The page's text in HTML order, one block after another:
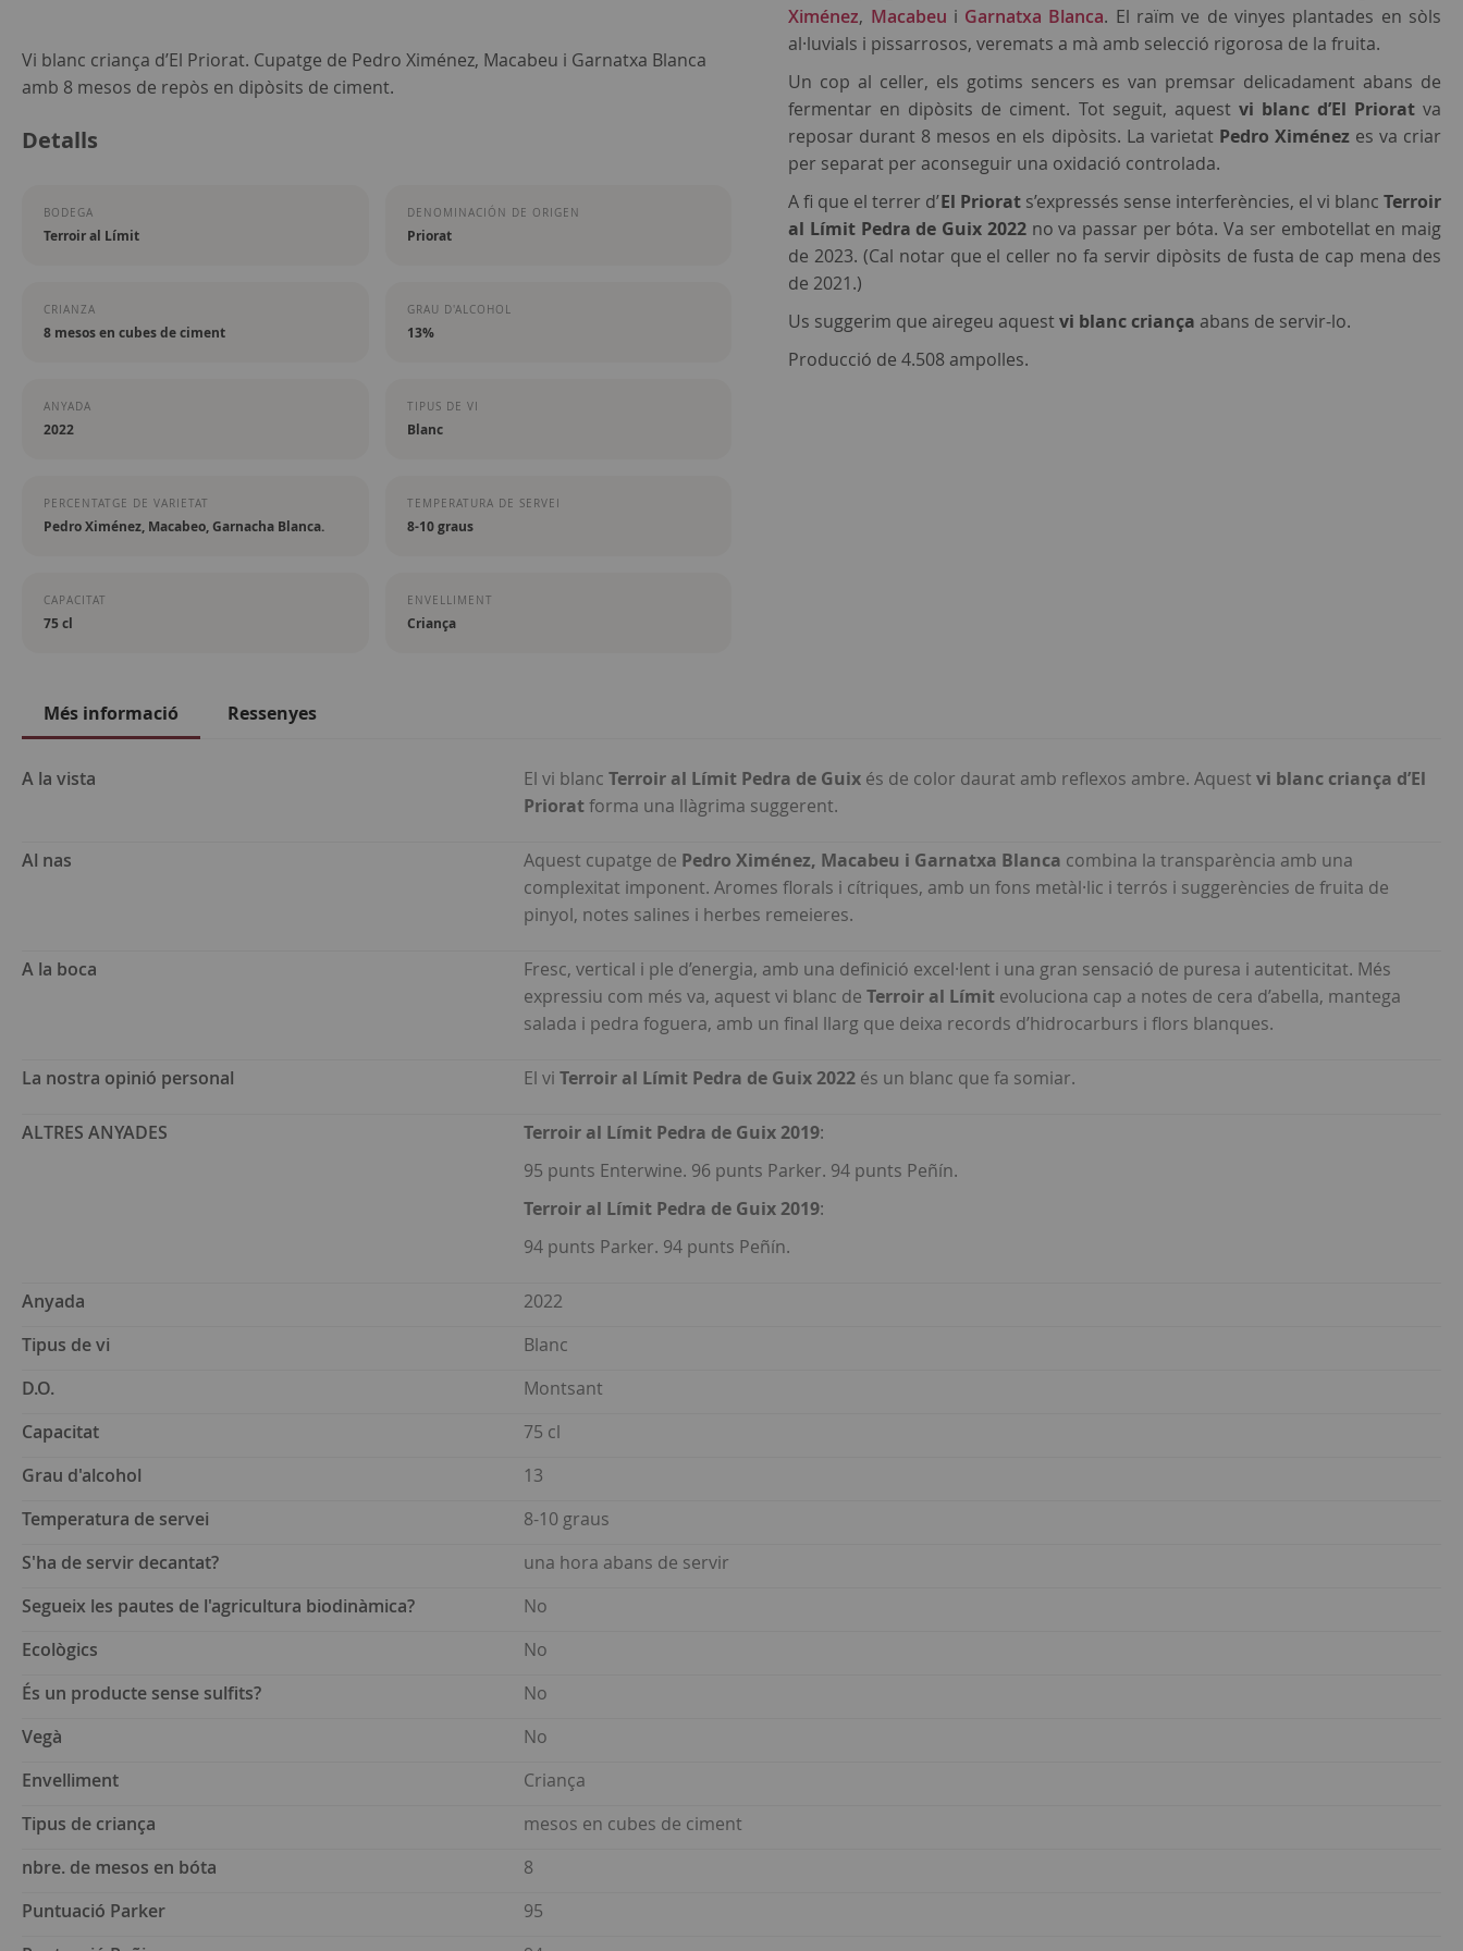
Skip
to
beginning
images
Vi blanc criança d’El Priorat. Cupatge de Pedro Ximénez, Macabeu i Garnatxa Blanca
amb 8 mesos de repòs en dipòsits de ciment.
Detalls
BODEGA
Terroir al Límit
DENOMINACIÓN DE ORIGEN
Priorat
CRIANZA
8 mesos en cubes de ciment
GRAU D'ALCOHOL
13%
ANYADA
2022
TIPUS DE VI
Blanc
PERCENTATGE DE VARIETAT
Pedro Ximénez, Macabeo, Garnacha Blanca.
TEMPERATURA DE SERVEI
8-10 graus
CAPACITAT
75 cl
ENVELLIMENT
Criança
Ximénez, Macabeu i Garnatxa Blanca. El raïm ve de vinyes plantades en sòls
al·luvials i pissarrosos, veremats a mà amb selecció rigorosa de la fruita.
Un cop al celler, els gotims sencers es van premsar delicadament abans de
fermentar en dipòsits de ciment. Tot seguit, aquest vi blanc d’El Prioratva
reposar durant 8 mesos en els dipòsits. La varietat Pedro Ximénezes va criar
per separat per aconseguir una oxidació controlada.
A fi que el terrer d’El Priorats’expressés sense interferències, el vi blancTerroir
al Límit Pedra de Guix 2022no va passar per bóta. Va ser embotellat en maig
de 2023. (Cal notar que el celler no fa servir dipòsits de fusta de cap mena des
de 2021.)
Us suggerim que airegeu aquestvi blanc criança abans de servir-lo.
Producció de 4.508 ampolles.
Més informació
Més
A la vista El vi blanc Terroir al Límit Pedra de Guix és de color daurat amb reflexos ambre. Aquest vi blanc criança d’El
Prioratforma una llàgrima suggerent.
Al nas Aquest cupatge de Pedro Ximénez, Macabeu i Garnatxa Blanca combina la transparència amb una
complexitat imponent. Aromes florals i cítriques, amb un fons metàl·lic i terrós i suggerències de fruita de
pinyol, notes salines i herbes remeieres.
A la boca
Fresc, vertical i ple d’energia, amb una definició excel·lent i una gran sensació de puresa i autenticitat. Més
expressiu com més va, aquest vi blanc de Terroir al Límit evoluciona cap a notes de cera d’abella, mantega
salada i pedra foguera, amb un final llarg que deixa records d’hidrocarburs i flors blanques.
La nostra opinió personal El vi Terroir al Límit Pedra de Guix 2022 és un blanc que fa somiar.
ALTRES ANYADES Terroir al Límit Pedra de Guix 2019:
95 punts Enterwine. 96 punts Parker. 94 punts Peñín.
Terroir al Límit Pedra de Guix 2019:
94 punts Parker. 94 punts Peñín.
Anyada
2022
Tipus de vi
Blanc
D.O.
Montsant
Capacitat
75 cl
Grau d'alcohol
13
Temperatura de servei
8-10 graus
S'ha de servir decantat?
una hora abans de servir
Segueix les pautes de l'agricultura biodinàmica?
No
Ecològics
No
És un producte sense sulfits?
No
Vegà
No
Envelliment
Criança
Tipus de criança
mesos en cubes de ciment
nbre. de mesos en bóta
8
Puntuació Parker
95
Ressenyes